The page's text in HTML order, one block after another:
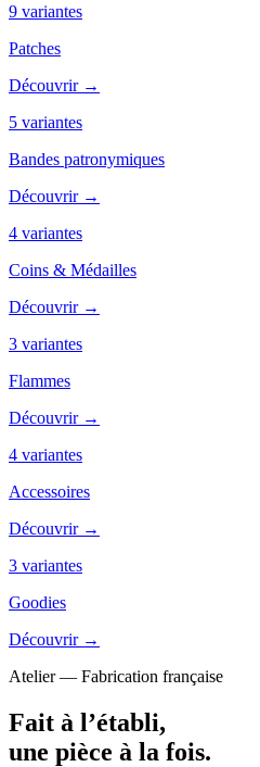
9 variantes
Patches
Découvrir →
5 variantes
Bandes patronymiques
Découvrir →
4 variantes
Coins & Médailles
Découvrir →
3 variantes
Flammes
Découvrir →
4 variantes
Accessoires
Découvrir →
3 variantes
Goodies
Découvrir →
Atelier — Fabrication française
Fait à l’établi,
une pièce à la fois.